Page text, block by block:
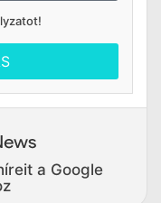
!
a Google